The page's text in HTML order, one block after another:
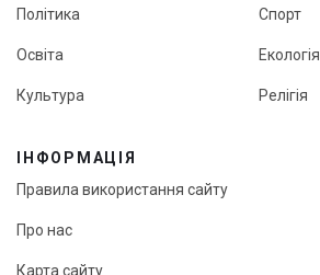
Політика
Освіта
Культура
Спорт
Екологія
Релігія
ІНФОРМАЦІЯ
Правила використання сайту
Про нас
Карта сайту